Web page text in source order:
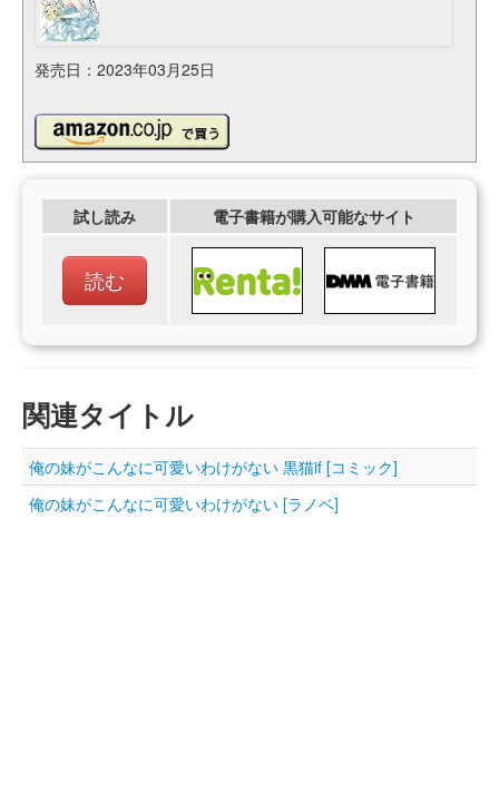
発売日：2023年03月25日
試し読み 電子書籍が購入可能なサイト
読む
関連タイトル
俺の妹がこんなに可愛いわけがない 黒猫if [コミック]
俺の妹がこんなに可愛いわけがない [ラノベ]